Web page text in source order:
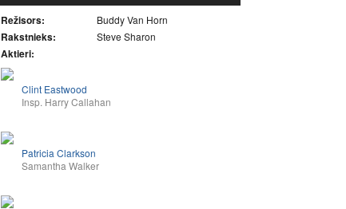
Režisors: Buddy Van Horn
Rakstnieks: Steve Sharon
Aktieri:
Clint Eastwood
Insp. Harry Callahan
Patricia Clarkson
Samantha Walker